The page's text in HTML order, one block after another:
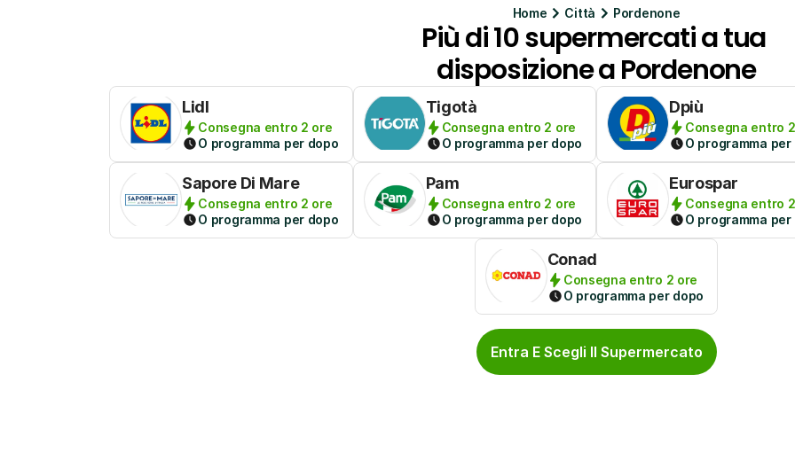
Home Città Pordenone
Più di 10 supermercati a tua
disposizione a Pordenone
Lidl
Consegna entro 2 ore
O programma per dopo
Tigotà
Consegna entro 2 ore
O programma per dopo
Dpiù
Consegna entro
O programma per
Sapore Di Mare
Consegna entro 2 ore
O programma per dopo
Pam
Consegna entro 2 ore
O programma per dopo
Eurospar
Consegna entro
O programma per
Conad
Consegna entro 2 ore
O programma per dopo
Entra E Scegli Il Supermercato